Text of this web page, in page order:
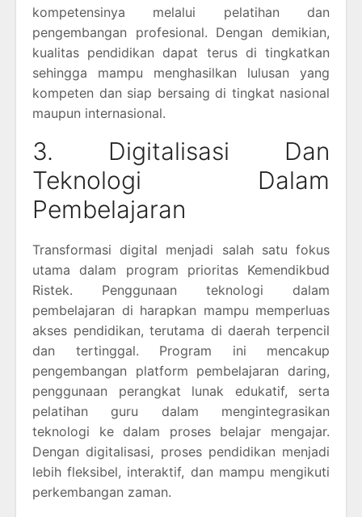
kompetensinya melalui pelatihan dan
pengembangan profesional. Dengan demikian,
kualitas pendidikan dapat terus di tingkatkan
sehingga mampu menghasilkan lulusan yang
kompeten dan siap bersaing di tingkat nasional
maupun internasional.
3. Digitalisasi Dan
Teknologi Dalam
Pembelajaran
Transformasi digital menjadi salah satu fokus
utama dalam program prioritas Kemendikbud
Ristek. Penggunaan teknologi dalam
pembelajaran di harapkan mampu memperluas
akses pendidikan, terutama di daerah terpencil
dan tertinggal. Program ini mencakup
pengembangan platform pembelajaran daring,
penggunaan perangkat lunak edukatif, serta
pelatihan guru dalam mengintegrasikan
teknologi ke dalam proses belajar mengajar.
Dengan digitalisasi, proses pendidikan menjadi
lebih fleksibel, interaktif, dan mampu mengikuti
perkembangan zaman.